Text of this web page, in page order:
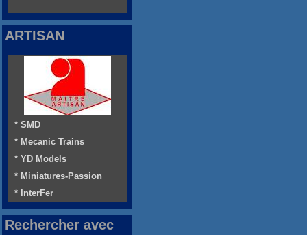
ARTISAN
* SMD
* Mecanic Trains
* YD Models
* Miniatures-Passion
* InterFer
Rechercher avec